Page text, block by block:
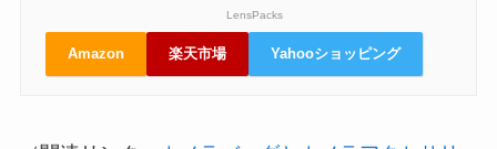
LensPacks
Amazon 楽天市場 Yahooショッピング